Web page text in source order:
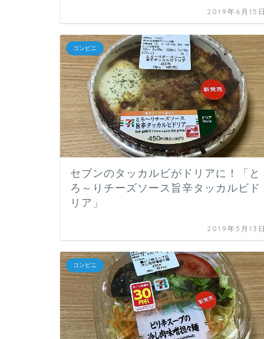
2019年6月15日
コンビニ
セブンのタッカルビがドリアに！「と
ろ～りチーズソース旨辛タッカルビド
リア」
2019年5月13日
コンビニ